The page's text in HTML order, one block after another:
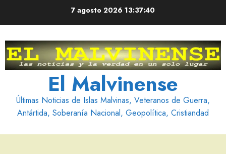
7 agosto 202613:37:41
El Malvinense
Últimas Noticias de Islas Malvinas, Veteranos de Guerra,
Antártida, Soberanía Nacional, Geopolítica, Cristiandad